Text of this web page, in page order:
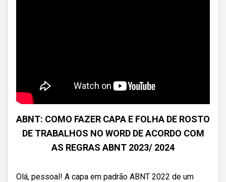
ABNT: COMO FAZER CAPA E FOLHA DE ROSTO
DE TRABALHOS NO WORD DE ACORDO COM
AS REGRAS ABNT 2023/ 2024
Olá, pessoal! A capa em padrão ABNT 2022 de um